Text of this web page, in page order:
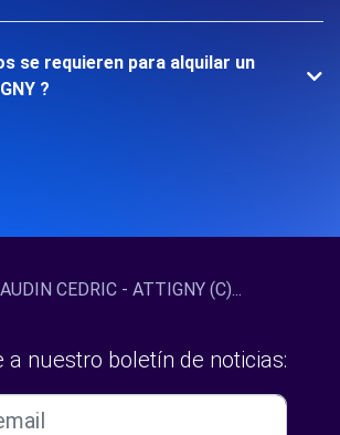
se requieren para alquilar un
?
CEDRIC - ATTIGNY (C)...
a nuestro boletín de noticias: